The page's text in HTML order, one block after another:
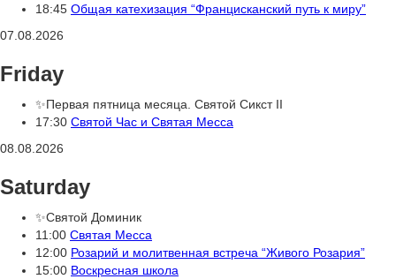
18:45 Общая катехизация “Францисканский путь к миру”
07.08.2026
Friday
✨Первая пятница месяца. Святой Сикст II
17:30 Святой Час и Святая Месса
08.08.2026
Saturday
✨Святой Доминик
11:00 Святая Месса
12:00 Розарий и молитвенная встреча “Живого Розария”
15:00 Воскресная школа